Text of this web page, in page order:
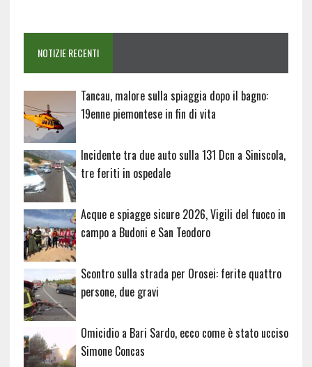
NOTIZIE RECENTI
Tancau, malore sulla spiaggia dopo il bagno:
19enne piemontese in fin di vita
Incidente tra due auto sulla 131 Dcn a Siniscola,
tre feriti in ospedale
Acque e spiagge sicure 2026, Vigili del fuoco in
campo a Budoni e San Teodoro
Scontro sulla strada per Orosei: ferite quattro
persone, due gravi
Omicidio a Bari Sardo, ecco come è stato ucciso
Simone Concas